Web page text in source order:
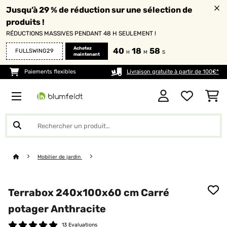
Jusqu’à 29 % de réduction sur une sélection de
produits !
RÉDUCTIONS MASSIVES PENDANT 48 H SEULEMENT !
FULLSWING29
Achetez
maintenant
40 H 18 M 58 S
Paiements flexibles Livraison gratuite à partir de 100€*
Mobilier de jardin
Terrabox 240x100x60 cm Carré
potager Anthracite
13 Evaluations